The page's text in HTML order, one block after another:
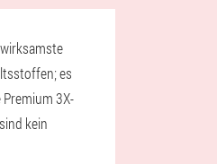
es
3X-
kein